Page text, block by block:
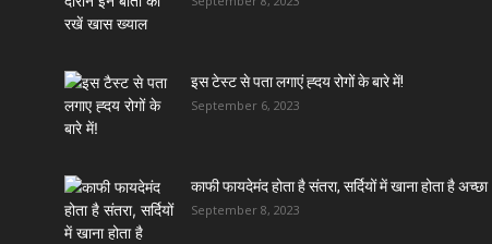
इस टेस्ट से पता लगाएं ह्दय रोगों के बारे में!
September 6, 2023
काफी फायदेमंद होता है संतरा, सर्दियों में खाना होता है अच्छा
September 8, 2023